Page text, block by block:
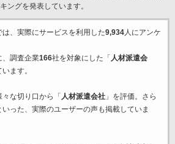
ングを発表しています。
、実際にサービスを利用した9,934人にアンケ
、調査企業166社を対象にした「 人材派遣会
ます。
な切り口から「 人材派遣会社」を評価。さら
った、実際のユーザーの声も掲載していま